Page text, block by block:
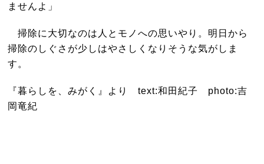
ませんよ」
掃除に大切なのは人とモノへの思いやり。明日から
掃除のしぐさが少しはやさしくなりそうな気がしま
す。
『暮らしを、みがく』より text:和田紀子 photo:吉
岡竜紀